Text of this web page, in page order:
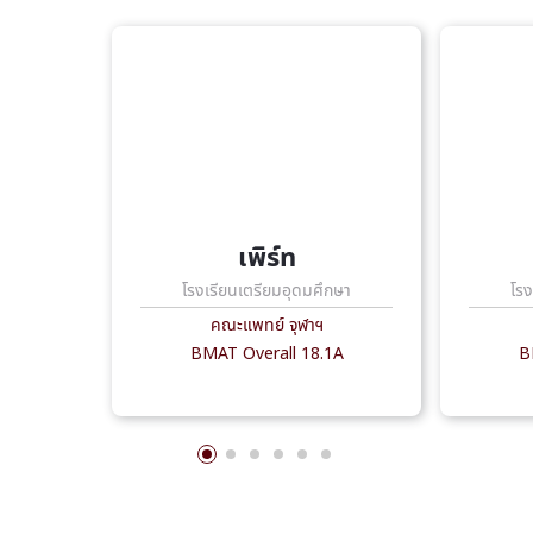
เพิร์ท
โรงเรียนเตรียมอุดมศึกษา
คณะแพทย์ จุฬาฯ
BMAT Overall 18.1A
โร